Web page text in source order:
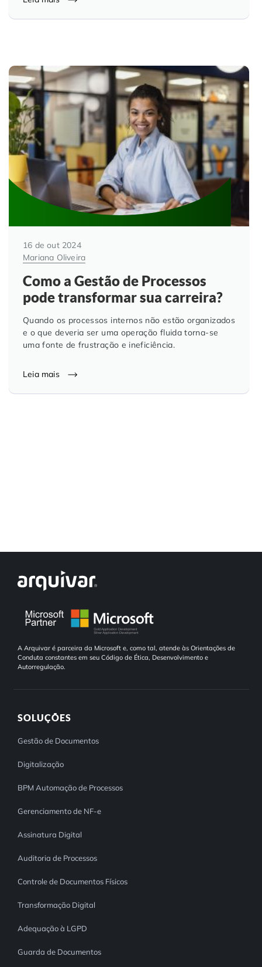
16 de out 2024
Mariana Oliveira
Como a Gestão de Processos
pode transformar sua carreira?
Quando os processos internos não estão organizados
e o que deveria ser uma operação fluida torna-se
uma fonte de frustração e ineficiência.
Leia mais
A Arquivar é parceira da Microsoft e, como tal, atende às Orientações de
Conduta constantes em seu Código de Ética, Desenvolvimento e
Autorregulação.
SOLUÇÕES
Gestão de Documentos
Digitalização
BPM Automação de Processos
Gerenciamento de NF-e
Assinatura Digital
Auditoria de Processos
Controle de Documentos Físicos
Transformação Digital
Adequação à LGPD
Guarda de Documentos